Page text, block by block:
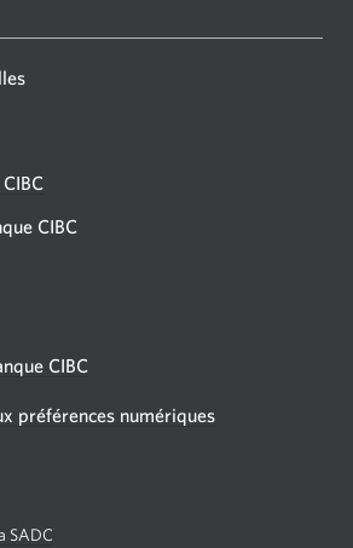
CIBC
CIBC
préférences numériques
SADC